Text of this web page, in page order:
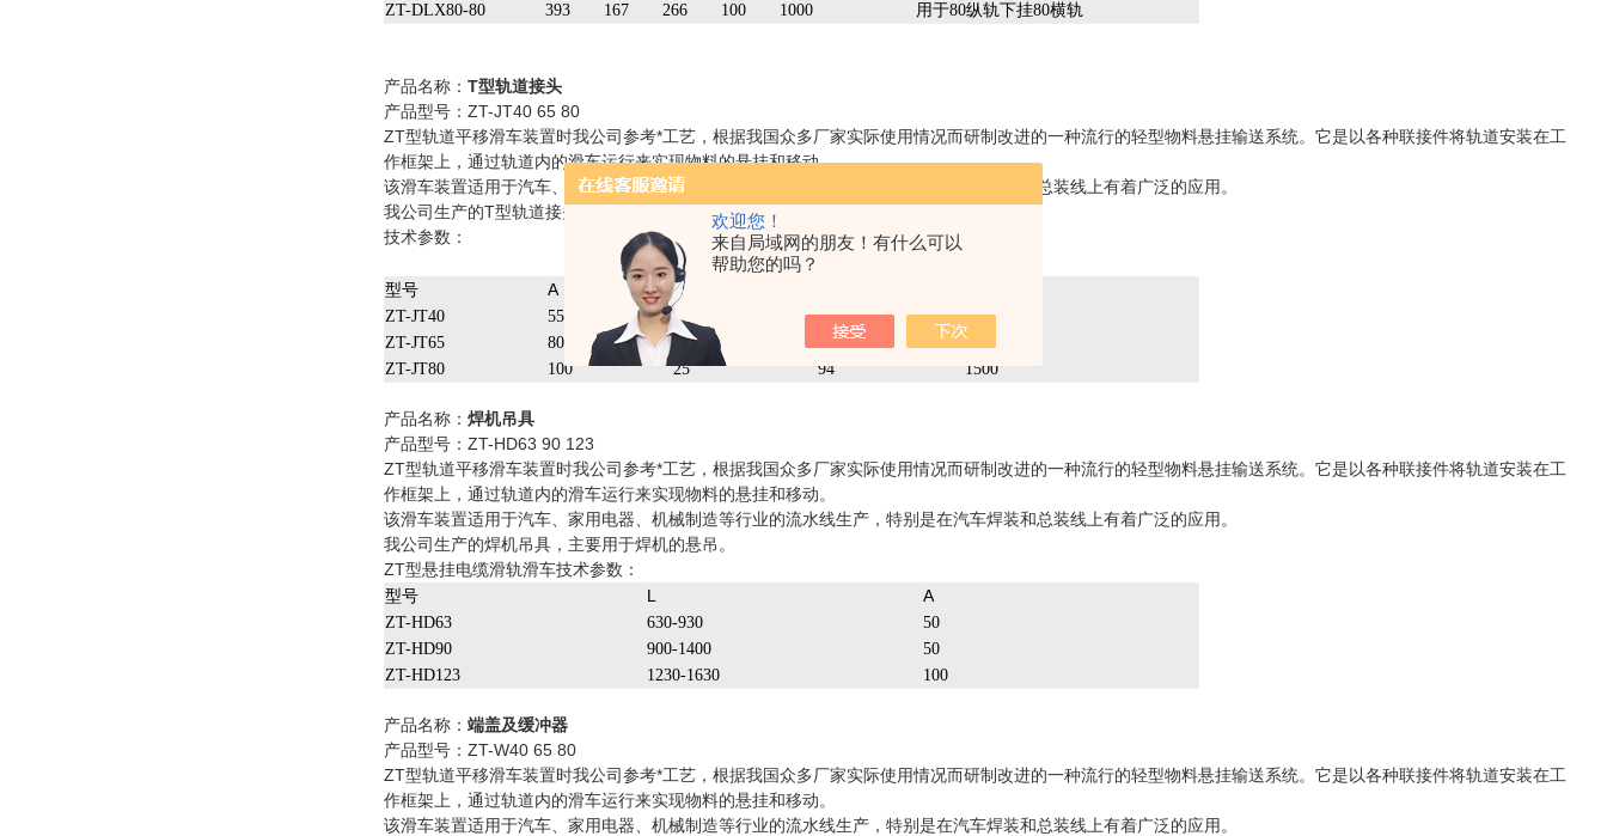
欢迎您！
来自局域网的朋友！有什么可以
帮助您的吗？
ZT-DLX80-80
393 167 266 100 1000 用于80纵轨下挂80横轨
产品名称： T型轨道接头
产品型号：ZT-JT40 65 80
ZT型轨道平移滑车装置时我公司参考*工艺，根据我国众多厂家实际使用情况而研制改进的一种流行的轻型物料悬挂输送系统。它是以各种联接件将轨道安装在工
作框架上，通过轨道内的滑车运行来实现物料的悬挂和移动。
该滑车装置适用于汽车、家用电器、机械制造等行业的流水线生产，特别是在汽车焊装和总装线上有着广泛的应用。
我公司生产的T型轨道接头用于轨道之间的联接，以增强轨道的使用强度。
技术参数：
型号 A C
ZT-JT40 55 14 48
500
ZT-JT65
80 22 72
1000
ZT-JT80
100 25 94 1500
产品名称： 焊机吊具
产品型号：ZT-HD63 90 123
ZT型轨道平移滑车装置时我公司参考*工艺，根据我国众多厂家实际使用情况而研制改进的一种流行的轻型物料悬挂输送系统。它是以各种联接件将轨道安装在工
作框架上，通过轨道内的滑车运行来实现物料的悬挂和移动。
该滑车装置适用于汽车、家用电器、机械制造等行业的流水线生产，特别是在汽车焊装和总装线上有着广泛的应用。
我公司生产的焊机吊具，主要用于焊机的悬吊。
ZT型悬挂电缆滑轨滑车技术参数：
型号
L A
ZT-HD63 630-930
50
ZT-HD90
900-1400
50
ZT-HD123
1230-1630 100
产品名称： 端盖及缓冲器
产品型号：ZT-W40 65 80
ZT型轨道平移滑车装置时我公司参考*工艺，根据我国众多厂家实际使用情况而研制改进的一种流行的轻型物料悬挂输送系统。它是以各种联接件将轨道安装在工
作框架上，通过轨道内的滑车运行来实现物料的悬挂和移动。
该滑车装置适用于汽车、家用电器、机械制造等行业的流水线生产，特别是在汽车焊装和总装线上有着广泛的应用。